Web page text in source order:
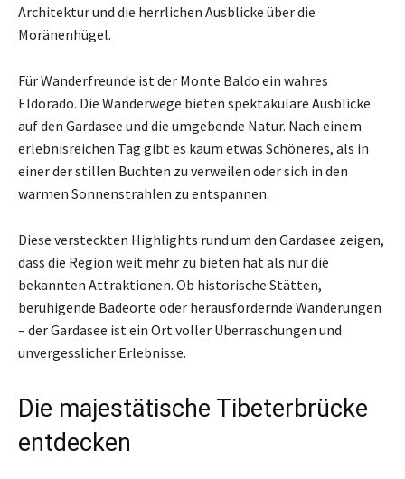
Architektur und die herrlichen Ausblicke über die
Moränenhügel.
Für Wanderfreunde ist der Monte Baldo ein wahres
Eldorado. Die Wanderwege bieten spektakuläre Ausblicke
auf den Gardasee und die umgebende Natur. Nach einem
erlebnisreichen Tag gibt es kaum etwas Schöneres, als in
einer der stillen Buchten zu verweilen oder sich in den
warmen Sonnenstrahlen zu entspannen.
Diese versteckten Highlights rund um den Gardasee zeigen,
dass die Region weit mehr zu bieten hat als nur die
bekannten Attraktionen. Ob historische Stätten,
beruhigende Badeorte oder herausfordernde Wanderungen
– der Gardasee ist ein Ort voller Überraschungen und
unvergesslicher Erlebnisse.
Die majestätische Tibeterbrücke
entdecken